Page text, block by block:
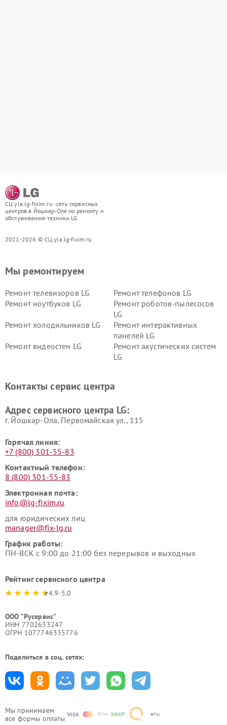
СЦ yla.lg-fixim.ru - сеть сервисных
центров в Йошкар-Оле по ремонту и
обслуживанию техники LG
2021-2026 © СЦ yla.lg-fixim.ru
Мы принимаем
все формы оплаты
Мы ремонтируем
Ремонт телевизоров LG
Ремонт телефонов LG
Ремонт ноутбуков LG
Ремонт роботов-пылесосов
LG
Ремонт холодильников LG
Ремонт интерактивных
панелей LG
Ремонт видеостен LG
Ремонт акустических систем
LG
Ремонт морозильных камер
Ремонт вертикальных
Контакты сервис центра
Адрес сервисного центра LG:
г. Йошкар-Ола, Первомайская ул., 115
Горячая линия:
+7 (800) 301-55-83
Контактный телефон:
8 (800) 301-55-83
Электронная почта:
info@lg-fixim.ru
для юридических лиц
manager@fix-lg.ru
График работы:
ПН-ВСК с 9:00 до 21:00 без перерывов и выходных
Рейтинг сервисного центра
4.9-5.0
ООО "Русервис"
ИНН 7702633247
ОГРН 1077746335776
Поделиться в соц. сетях: